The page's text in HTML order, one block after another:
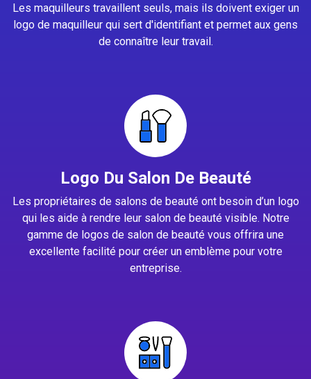
Les maquilleurs travaillent seuls, mais ils doivent exiger un
logo de maquilleur qui sert d'identifiant et permet aux gens
de connaître leur travail.
Logo Du Salon De Beauté
Les propriétaires de salons de beauté ont besoin d’un logo
qui les aide à rendre leur salon de beauté visible. Notre
gamme de logos de salon de beauté vous offrira une
excellente facilité pour créer un emblème pour votre
entreprise.